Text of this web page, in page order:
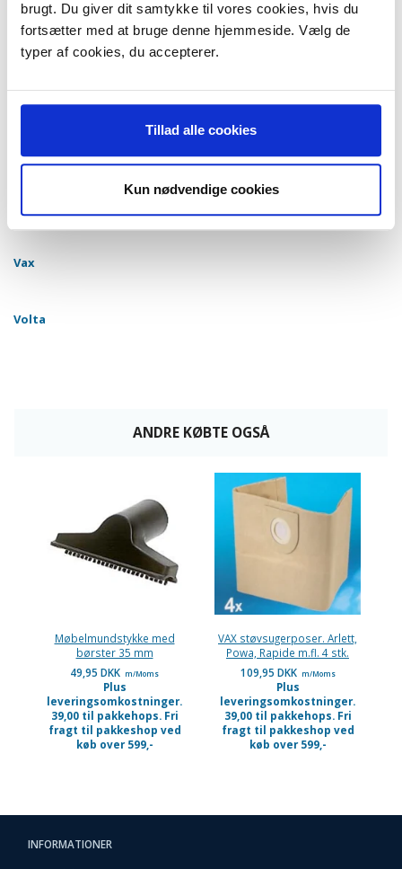
brugt. Du giver dit samtykke til vores cookies, hvis du
fortsætter med at bruge denne hjemmeside. Vælg de
typer af cookies, du accepterer.
Tillad alle cookies
Kun nødvendige cookies
Numatic
Vax
Volta
ANDRE KØBTE OGSÅ
Møbelmundstykke med
børster 35 mm
49,95 DKK m/Moms
Plus
leveringsomkostninger.
39,00 til pakkehops. Fri
fragt til pakkeshop ved
køb over 599,-
VAX støvsugerposer. Arlett,
Powa, Rapide m.fl. 4 stk.
109,95 DKK m/Moms
Plus
leveringsomkostninger.
39,00 til pakkehops. Fri
fragt til pakkeshop ved
køb over 599,-
INFORMATIONER